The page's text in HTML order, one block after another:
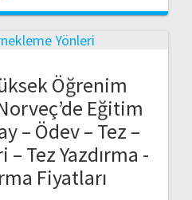
Öğrenim
Eğitim
– Ödev – Tez –
Tez Yazdırma -
Fiyatları